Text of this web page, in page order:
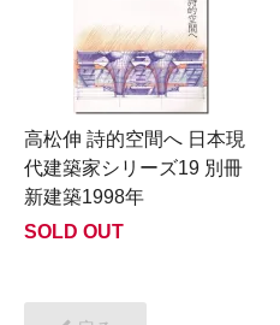
高松伸 詩的空間へ 日本現
代建築家シリーズ19 別冊
新建築1998年
SOLD OUT